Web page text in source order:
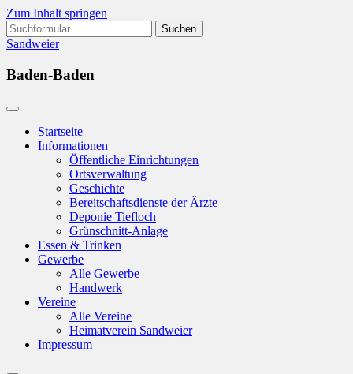
Zum Inhalt springen
Suchen
nach:
Sandweier
Baden-Baden
Startseite
Informationen
Öffentliche Einrichtungen
Ortsverwaltung
Geschichte
Bereitschaftsdienste der Ärzte
Deponie Tiefloch
Grünschnitt-Anlage
Essen & Trinken
Gewerbe
Alle Gewerbe
Handwerk
Vereine
Alle Vereine
Heimatverein Sandweier
Impressum